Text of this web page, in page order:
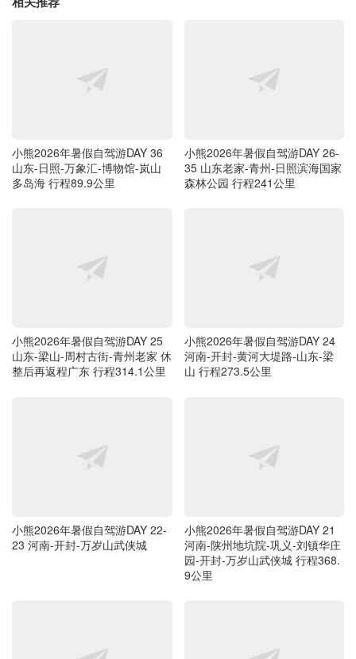
小熊2026年暑假自驾游DAY 36
山东-日照-万象汇-博物馆-岚山
多岛海 行程89.9公里
小熊2026年暑假自驾游DAY 26-
35 山东老家-青州-日照滨海国家
森林公园 行程241公里
小熊2026年暑假自驾游DAY 25
山东-梁山-周村古街-青州老家 休
整后再返程广东 行程314.1公里
小熊2026年暑假自驾游DAY 24
河南-开封-黄河大堤路-山东-梁
山 行程273.5公里
小熊2026年暑假自驾游DAY 22-
23 河南-开封-万岁山武侠城
小熊2026年暑假自驾游DAY 21
河南-陕州地坑院-巩义-刘镇华庄
园-开封-万岁山武侠城 行程368.
9公里